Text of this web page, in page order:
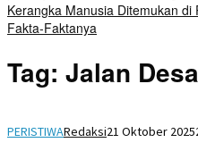
Kerangka Manusia Ditemukan
Fakta-Faktanya
Tag: Jalan Desa
PERISTIWARedaksi21 Oktober 2025